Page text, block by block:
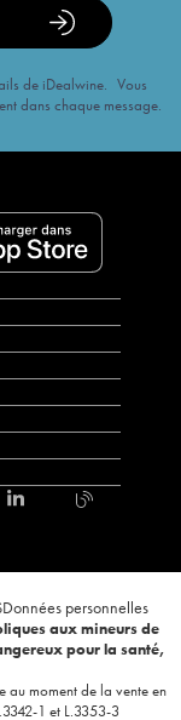
de iDealwine. Vous
dans chaque message.
Données personnelles
aux mineurs de
pour la santé,
au moment de la vente en
1 et L.3353-3